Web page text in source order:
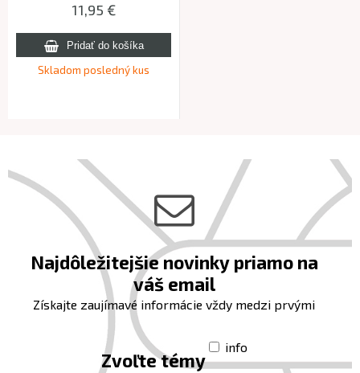
11,95 €
Skladom posledný kus
Najdôležitejšie novinky priamo na
váš email
Získajte zaujímavé informácie vždy medzi prvými
Zvoľte témy
info